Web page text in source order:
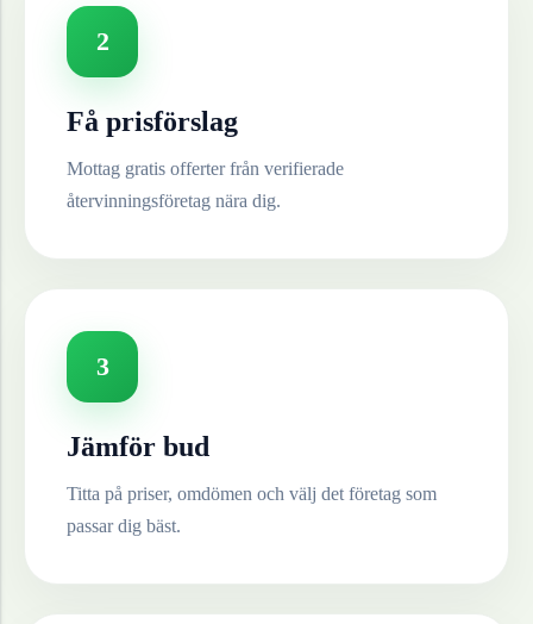
2
Få prisförslag
Mottag gratis offerter från verifierade
återvinningsföretag nära dig.
3
Jämför bud
Titta på priser, omdömen och välj det företag som
passar dig bäst.